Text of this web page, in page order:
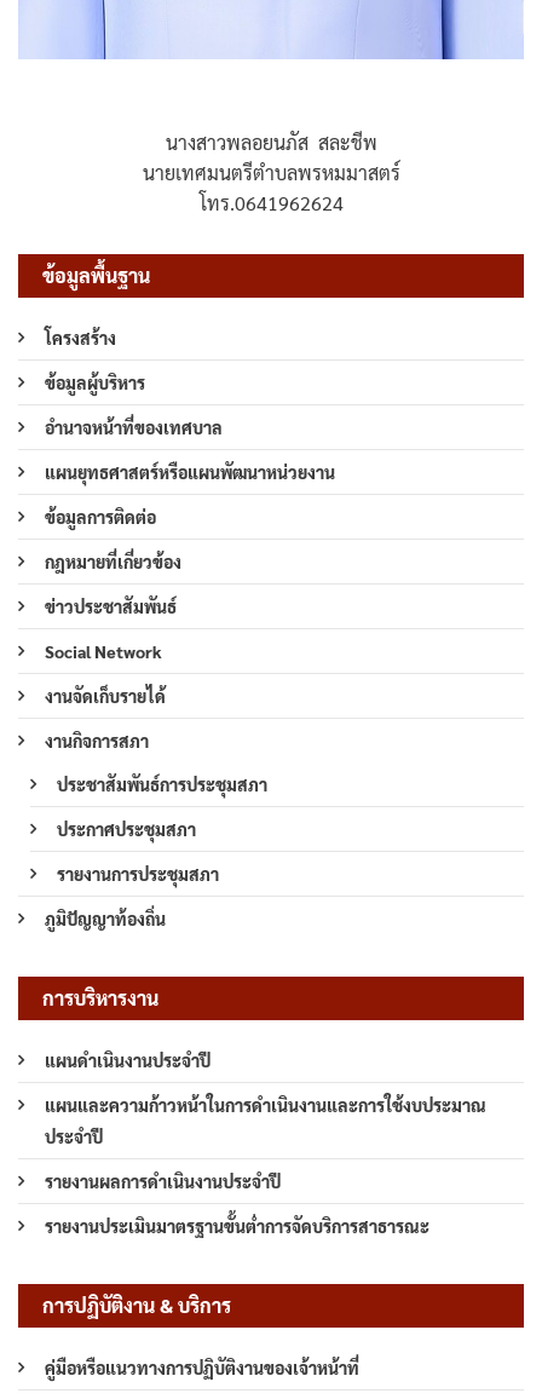
นางสาวพลอยนภัส สละชีพ
นายเทศมนตรีตำบลพรหมมาสตร์
โทร.0641962624
ข้อมูลพื้นฐาน
โครงสร้าง
ข้อมูลผู้บริหาร
อำนาจหน้าที่ของเทศบาล
แผนยุทธศาสตร์หรือแผนพัฒนาหน่วยงาน
ข้อมูลการติดต่อ
กฎหมายที่เกี่ยวข้อง
ข่าวประชาสัมพันธ์
Social Network
งานจัดเก็บรายได้
งานกิจการสภา
ประชาสัมพันธ์การประชุมสภา
ประกาศประชุมสภา
รายงานการประชุมสภา
ภูมิปัญญาท้องถิ่น
การบริหารงาน
แผนดำเนินงานประจำปี
แผนและความก้าวหน้าในการดำเนินงานและการใช้งบประมาณ
ประจำปี
รายงานผลการดำเนินงานประจำปี
รายงานประเมินมาตรฐานขั้นต่ำการจัดบริการสาธารณะ
การปฏิบัติงาน & บริการ
คู่มือหรือแนวทางการปฏิบัติงานของเจ้าหน้าที่